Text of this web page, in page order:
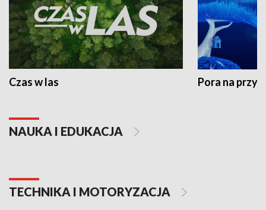
Czas w las Pora na
NAUKA I EDUKACJA
TECHNIKA I MOTORYZACJA